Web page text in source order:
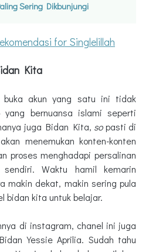
Sering Dikbunjungi
for Singlelillah
Kita
buka akun yang satu ini tidak
yang bernuansa islami seperti
juga Bidan Kita, sopasti di
menemukan konten-konten
proses menghadapi persalinan
Waktu hamil kemarin
makin dekat, makin sering pula
bidan kita untuk belajar.
di instagram, chanel ini juga
Yessie Aprilia. Sudah tahu